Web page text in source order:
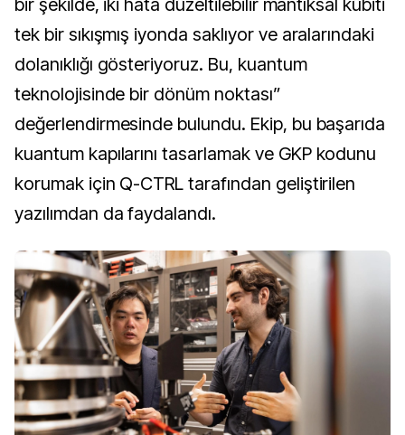
tek bir sıkışmış iyonda saklıyor ve aralarındaki
dolanıklığı gösteriyoruz. Bu, kuantum
teknolojisinde bir dönüm noktası”
değerlendirmesinde bulundu. Ekip, bu başarıda
kuantum kapılarını tasarlamak ve GKP kodunu
korumak için Q-CTRL tarafından geliştirilen
yazılımdan da faydalandı.